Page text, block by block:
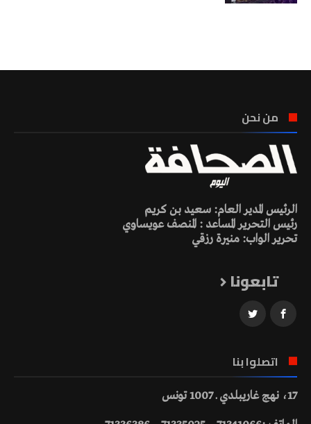
من نحن
الرئيس المدير العام: سعيد بن كريم
رئيس التحرير المساعد : المنصف عويساوي
تحرير الواب: منيرة رزقي
تابعونا
اتصلوا بنا
17، نهج غاريبلدي ـ 1007 تونس